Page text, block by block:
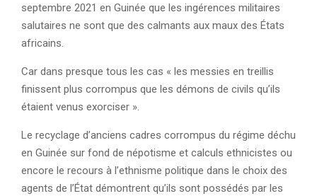
septembre 2021 en Guinée que les ingérences militaires
salutaires ne sont que des calmants aux maux des États
africains.
Car dans presque tous les cas « les messies en treillis
finissent plus corrompus que les démons de civils qu’ils
étaient venus exorciser ».
Le recyclage d’anciens cadres corrompus du régime déchu
en Guinée sur fond de népotisme et calculs ethnicistes ou
encore le recours à l’ethnisme politique dans le choix des
agents de l’État démontrent qu’ils sont possédés par les